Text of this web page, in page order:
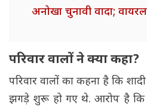
अनोखा चुनावी वादा;
परिवार वालों ने क्या कहा?
परिवार वालों का कहना है कि
झगड़े शुरू हो गए थे. आरोप है कि